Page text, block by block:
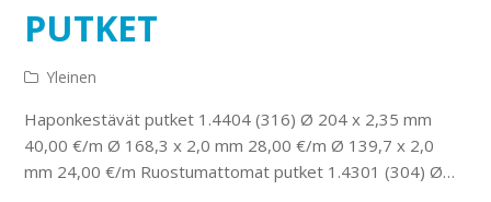
PUTKET
Yleinen
Haponkestävät putket 1.4404 (316) Ø 204 x 2,35 mm
40,00 €/m Ø 168,3 x 2,0 mm 28,00 €/m Ø 139,7 x 2,0
mm 24,00 €/m Ruostumattomat putket 1.4301 (304) Ø…